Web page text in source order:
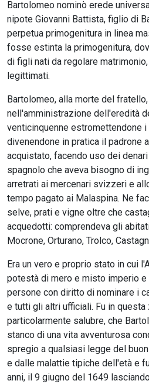
Bartolomeo nominò erede
nipote Giovanni Battista, figlio di
perpetua primogenitura in linea
fosse estinta la primogenitura,
di figli nati da regolare
legittimati.
Bartolomeo, alla morte del
nell'amministrazione dell'eredità
venticinquenne estromettendone
divenendone in pratica il padrone
acquistato, facendo uso dei
spagnolo che aveva bisogno di
arretrati ai mercenari svizzeri e
tempo pagato ai Malaspina. Ne
selve, prati e vigne oltre che
acquedotti: comprendeva gli
Mocrone, Orturano, Trolco,
Era un vero e proprio stato in cui
potestà di mero e misto imperio
persone con diritto di nominare i
e tutti gli altri ufficiali. Fu in questa
particolarmente salubre, che
stanco di una vita avventurosa
spregio a qualsiasi legge del
e dalle malattie tipiche dell'età e
anni, il 9 giugno del 1649